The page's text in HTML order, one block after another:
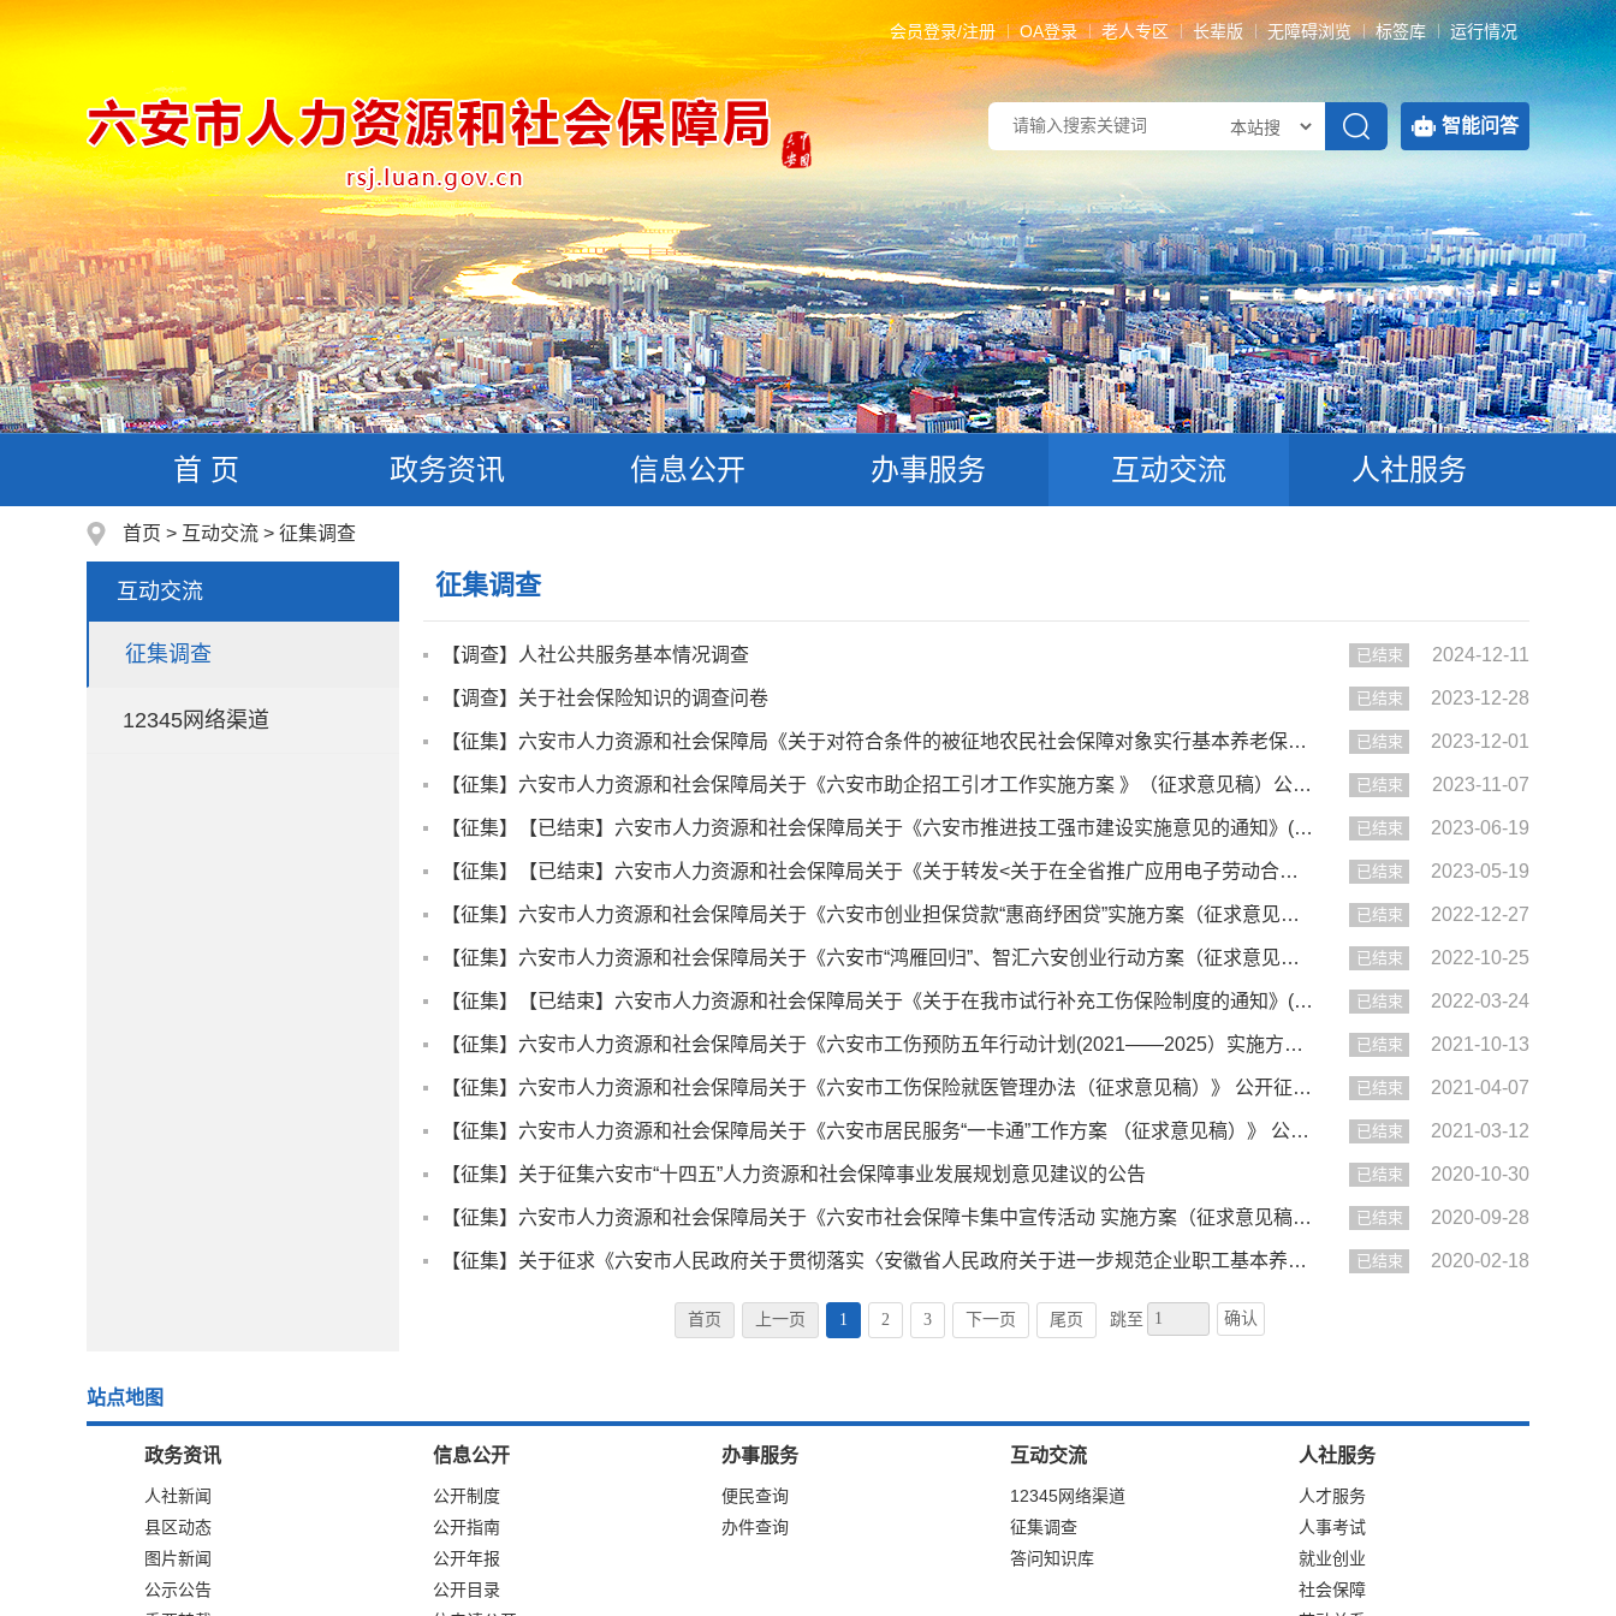
会员登录/注册 OA登录 老人专区 长辈版 无障碍浏览 标签库 运行情况
智能问答
首 页 政务资讯 信息公开 办事服务 互动交流 人社服务
首页 > 互动交流 > 征集调查
互动交流
征集调查
12345网络渠道
征集调查
【调查】人社公共服务基本情况调查 已结束 2024-12-11
【调查】关于社会保险知识的调查问卷 已结束 2023-12-28
【征集】六安市人力资源和社会保障局《关于对符合条件的被征地农民社会保障对象实行基本养老保险缴费补贴政策的通... 已结束 2023-12-01
【征集】六安市人力资源和社会保障局关于《六安市助企招工引才工作实施方案 》（征求意见稿）公开征求意见的通知 已结束 2023-11-07
【征集】【已结束】六安市人力资源和社会保障局关于《六安市推进技工强市建设实施意见的通知》(征求意见稿)公开征... 已结束 2023-06-19
【征集】【已结束】六安市人力资源和社会保障局关于《关于转发<关于在全省推广应用电子劳动合同的通知>的通知》(... 已结束 2023-05-19
【征集】六安市人力资源和社会保障局关于《六安市创业担保贷款“惠商纾困贷”实施方案（征求意见稿）》公开征求意... 已结束 2022-12-27
【征集】六安市人力资源和社会保障局关于《六安市“鸿雁回归”、智汇六安创业行动方案（征求意见稿）》公开征求意... 已结束 2022-10-25
【征集】【已结束】六安市人力资源和社会保障局关于《关于在我市试行补充工伤保险制度的通知》(征求意见稿)公开征... 已结束 2022-03-24
【征集】六安市人力资源和社会保障局关于《六安市工伤预防五年行动计划(2021——2025）实施方案》(征求意见稿)公... 已结束 2021-10-13
【征集】六安市人力资源和社会保障局关于《六安市工伤保险就医管理办法（征求意见稿）》 公开征求意见的通知 已结束 2021-04-07
【征集】六安市人力资源和社会保障局关于《六安市居民服务“一卡通”工作方案 （征求意见稿）》 公开征求意见的通... 已结束 2021-03-12
【征集】关于征集六安市“十四五”人力资源和社会保障事业发展规划意见建议的公告 已结束 2020-10-30
【征集】六安市人力资源和社会保障局关于《六安市社会保障卡集中宣传活动 实施方案（征求意见稿）》 公开征求意见... 已结束 2020-09-28
【征集】关于征求《六安市人民政府关于贯彻落实〈安徽省人民政府关于进一步规范企业职工基本养老保险省级统筹制度... 已结束 2020-02-18
首页 上一页 1 2 3 下一页 尾页 跳至 确认
站点地图
政务资讯
人社新闻
县区动态
图片新闻
公示公告
信息公开
公开制度
公开指南
公开年报
公开目录
办事服务
便民查询
办件查询
互动交流
12345网络渠道
征集调查
答问知识库
人社服务
人才服务
人事考试
就业创业
社会保障